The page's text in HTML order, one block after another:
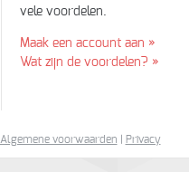
vele voordelen.
Maak een account aan »
Wat zijn de voordelen? »
Algemene voorwaarden Privacy